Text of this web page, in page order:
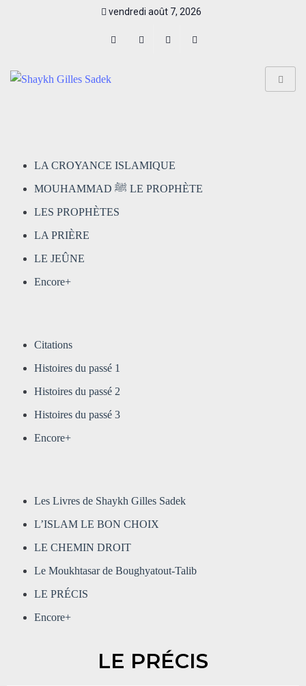
vendredi août 7, 2026
LA CROYANCE ISLAMIQUE
MOUHAMMAD ﷺ LE PROPHÈTE
LES PROPHÈTES
LA PRIÈRE
LE JEÛNE
Encore+
Citations
Histoires du passé 1
Histoires du passé 2
Histoires du passé 3
Encore+
Les Livres de Shaykh Gilles Sadek
L’ISLAM LE BON CHOIX
LE CHEMIN DROIT
Le Moukhtasar de Boughyatout-Talib
LE PRÉCIS
Encore+
LE PRÉCIS